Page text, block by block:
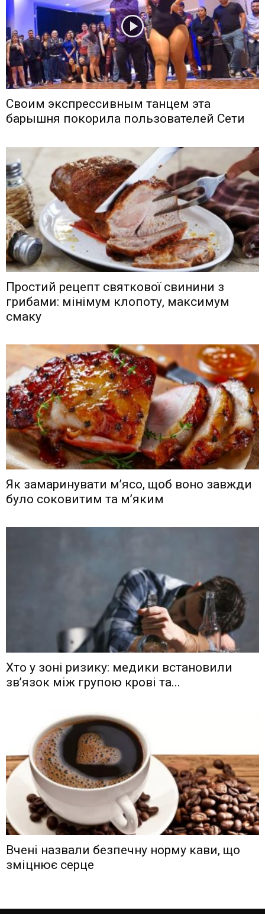
Своим экспрессивным танцем эта
барышня покорила пользователей Сети
Простий рецепт святкової свинини з
грибами: мінімум клопоту, максимум
смаку
Як замаринувати м’ясо, щоб воно завжди
було соковитим та м’яким
Хто у зоні ризику: медики встановили
зв’язок між групою крові та...
Вчені назвали безпечну норму кави, що
зміцнює серце